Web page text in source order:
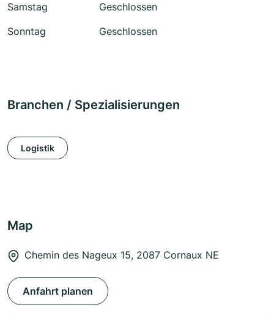
Samstag
Geschlossen
Sonntag
Geschlossen
Branchen / Spezialisierungen
Logistik
Map
Chemin des Nageux 15, 2087 Cornaux NE
Anfahrt planen